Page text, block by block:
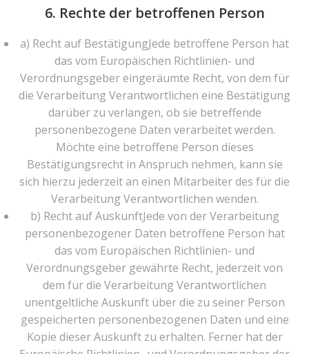
6. Rechte der betroffenen Person
a) Recht auf BestätigungJede betroffene Person hat
das vom Europäischen Richtlinien- und
Verordnungsgeber eingeräumte Recht, von dem für
die Verarbeitung Verantwortlichen eine Bestätigung
darüber zu verlangen, ob sie betreffende
personenbezogene Daten verarbeitet werden.
Möchte eine betroffene Person dieses
Bestätigungsrecht in Anspruch nehmen, kann sie
sich hierzu jederzeit an einen Mitarbeiter des für die
Verarbeitung Verantwortlichen wenden.
b) Recht auf AuskunftJede von der Verarbeitung
personenbezogener Daten betroffene Person hat
das vom Europäischen Richtlinien- und
Verordnungsgeber gewährte Recht, jederzeit von
dem für die Verarbeitung Verantwortlichen
unentgeltliche Auskunft über die zu seiner Person
gespeicherten personenbezogenen Daten und eine
Kopie dieser Auskunft zu erhalten. Ferner hat der